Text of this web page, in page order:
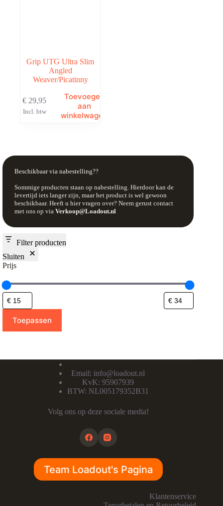
Grip UTG Ultra Slim
Angled
Weaver/Picatinny
€ 29,95
Incl. btw
Toevoegen
aan
winkelwagen
Beschikbaar via nabestelling??
Sommige producten staan op nabestelling. Hierdoor kan de
levertijd iets langer zijn, maar het product is wel gewoon
beschikbaar. Heeft u hier vragen over? Neem gerust contact
met ons op via Verkoop@Loadout.nl
Filter producten
Sluiten
Prijs
Toepassen
Email: info@loadout.nl
KvK: 95907939
BTW: NL005179352B31
Volg ons op deze sociale media!
Team Loadout's Pagina
Klantenservice